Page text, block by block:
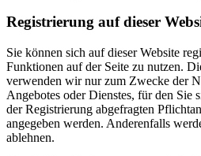
Registrierung auf dieser
Sie können sich auf dieser Website
Funktionen auf der Seite zu nutzen.
verwenden wir nur zum Zwecke der
Angebotes oder Dienstes, für den Sie
der Registrierung abgefragten
angegeben werden. Anderenfalls
ablehnen.